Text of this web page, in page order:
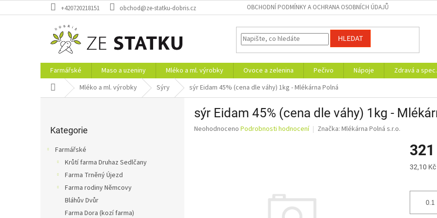
na
+420720218151 obchod@ze-statku-dobris.cz OBCHODNÍ PODMÍNKY A OCHRANA OSOBNÍCH ÚDAJŮ
HLEDAT
Farmářské Maso a uzeniny Mléko a ml. výrobky Ovoce a zelenina Pečivo Nápoje Zdravá a
Domů Mléko a ml. výrobky Sýry sýr Eidam 45% (cena dle váhy) 1kg - Mlékárna Polná
kategorie
Kategorie
Farmářské
Krůtí farma Druhaz Sedlčany
Farma Trněný Újezd
Farma rodiny Němcovy
Bláhův Dvůr
Farma Dora (kozí farma)
sýr Eidam 45% (cena dle váhy) 1kg -
Průměrné
Neohodnoceno Podrobnosti hodnocení Značka: Mlékárna Polná s.r.o.
Měrná
32,10